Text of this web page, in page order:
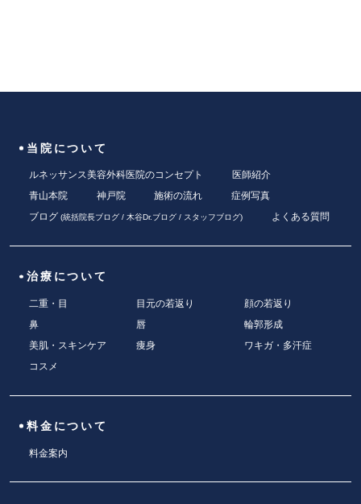
当院について
ルネッサンス美容外科医院のコンセプト
医師紹介
青山本院
神戸院 施術の流れ
症例写真
ブログ (統括院長ブログ/ 木谷Dr.ブログ/ スタッフブログ) よくある質問
治療について
二重・目 目元の若返り
顔の若返り
鼻
唇
輪郭形成
美肌・スキンケア
痩身
ワキガ・多汗症
コスメ
料金について
料金案内